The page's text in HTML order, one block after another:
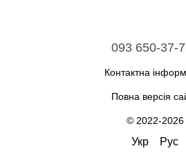
093 650-37-
Контактна
Повна версія
© 2022-2026
Укр Рус